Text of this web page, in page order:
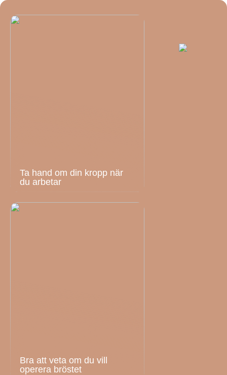
Ta hand om din kropp när
du arbetar
Bra att veta om du vill
operera bröstet